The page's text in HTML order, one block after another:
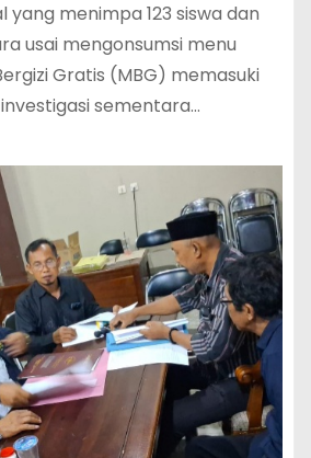
yang menimpa 123 siswa dan
usai mengonsumsi menu
Gratis (MBG) memasuki
sementara…